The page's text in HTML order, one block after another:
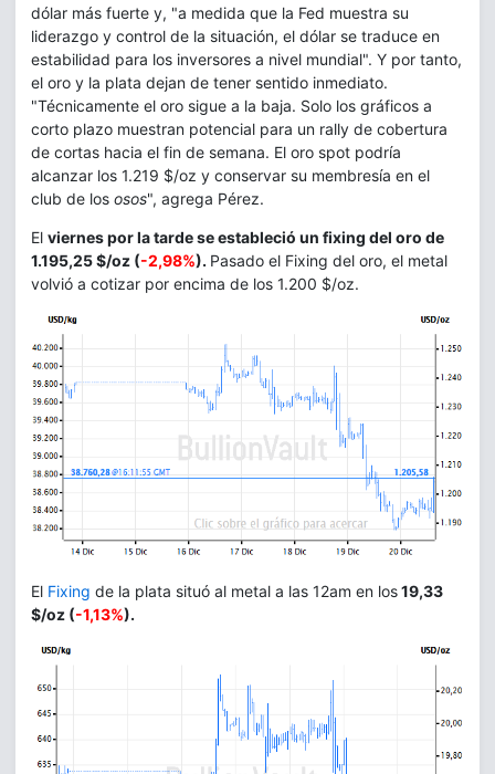
dólar más fuerte y, "a medida que la Fed muestra su
liderazgo y control de la situación, el dólar se traduce en
estabilidad para los inversores a nivel mundial". Y por tanto,
el oro y la plata dejan de tener sentido inmediato.
"Técnicamente el oro sigue a la baja. Solo los gráficos a
corto plazo muestran potencial para un rally de cobertura
de cortas hacia el fin de semana. El oro spot podría
alcanzar los 1.219 $/oz y conservar su membresía en el
club de los osos", agrega Pérez.
El viernes por la tarde se estableció un fixing del oro de
1.195,25 $/oz (-2,98%). Pasado el Fixing del oro, el metal
volvió a cotizar por encima de los 1.200 $/oz.
El Fixing de la plata situó al metal a las 12am en los19,33
$/oz (-1,13%).